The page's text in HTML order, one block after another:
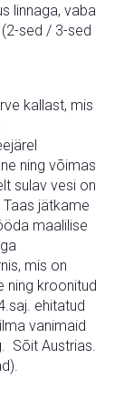
linnaga, vaba
(2-sed / 3-sed
kallast, mis
ning võimas
sulav vesi on
jätkame
maalilise
mis on
ning kroonitud
ehitatud
vanimaid
Sõit Austrias.